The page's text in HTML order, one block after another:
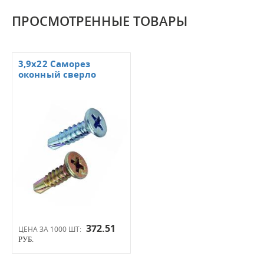
ПРОСМОТРЕННЫЕ ТОВАРЫ
ЦЕНА ЗА 1000 ШТ: 372.51
РУБ.
3,9х22 Саморез
оконный сверло